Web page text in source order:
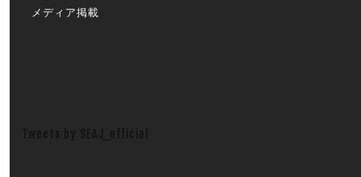
メディア掲載